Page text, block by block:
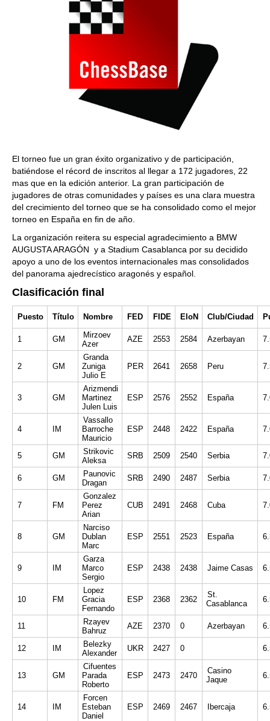
El torneo fue un gran éxito organizativo y de participación,
batiéndose el récord de inscritos al llegar a 172 jugadores, 22
mas que en la edición anterior. La gran participación de
jugadores de otras comunidades y países es una clara muestra
del crecimiento del torneo que se ha consolidado como el mejor
torneo en España en fin de año.
La organización reitera su especial agradecimiento a BMW
AUGUSTA ARAGÓN y a Stadium Casablanca por su decidido
apoyo a uno de los eventos internacionales mas consolidados
del panorama ajedrecístico aragonés y español.
Clasificación final
Puesto Título Nombre FED FIDE EloN Club/Ciudad
1 GM
Mirzoev
Azer
AZE 2553 2584 Azerbayan
2 GM
Granda
Zuniga
Julio E
PER 2641 2658 Peru
3 GM
Arizmendi
Martinez
Julen Luis
ESP 2576 2552 España
4 IM
Vassallo
Barroche
Mauricio
ESP 2448 2422 España
5 GM
Strikovic
Aleksa
SRB 2509 2540 Serbia
6 GM
Paunovic
Dragan
SRB 2490 2487 Serbia
7 FM
Gonzalez
Perez
Arian
CUB 2491 2468 Cuba
8 GM
Narciso
Dublan
Marc
ESP 2551 2523 España
9 IM
Garza
Marco
Sergio
ESP 2438 2438 Jaime Casas
10 FM
Lopez
Gracia
Fernando
ESP 2368 2362
St.
Casablanca
11
Rzayev
Bahruz
AZE 2370 0 Azerbayan
12 IM
Belezky
Alexander
UKR 2427 0
13 GM
Cifuentes
Parada
Roberto
ESP 2473 2470
Casino
Jaque
14 IM
Forcen
Esteban
Daniel
ESP 2469 2467 Ibercaja